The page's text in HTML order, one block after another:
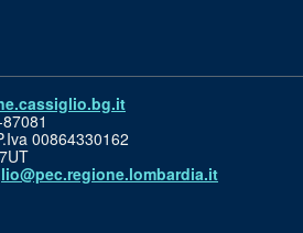
00864330162